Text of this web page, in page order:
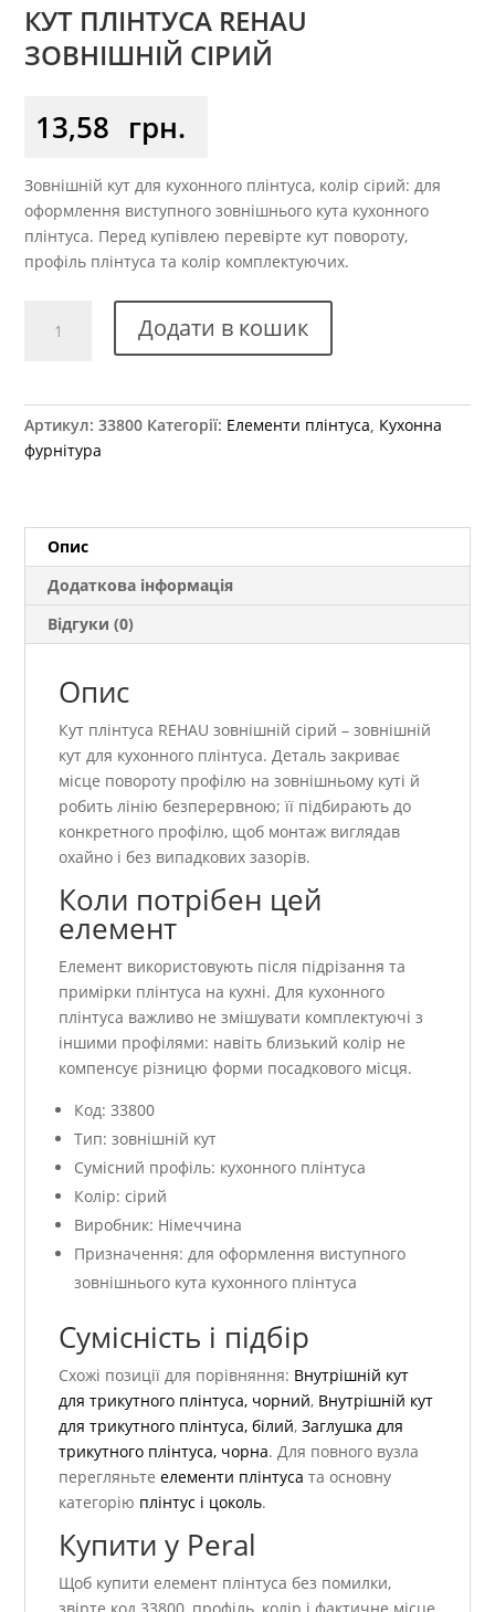
КУТ ПЛІНТУСА REHAU
ЗОВНІШНІЙ СІРИЙ
13,58 грн.
Зовнішній кут для кухонного плінтуса, колір сірий: для
оформлення виступного зовнішнього кута кухонного
плінтуса. Перед купівлею перевірте кут повороту,
профіль плінтуса та колір комплектуючих.
плінтуса
кількість
Додати в кошик
Артикул:33800 Категорії: Елементи плінтуса Кухонна
фурнітура
Опис
Додаткова інформація
Відгуки (0)
Опис
Кут плінтуса REHAU зовнішній сірий – зовнішній
кут для кухонного плінтуса. Деталь закриває
місце повороту профілю на зовнішньому куті й
робить лінію безперервною; її підбирають до
конкретного профілю, щоб монтаж виглядав
охайно і без випадкових зазорів.
Коли потрібен цей
елемент
Елемент використовують після підрізання та
примірки плінтуса на кухні. Для кухонного
плінтуса важливо не змішувати комплектуючі з
іншими профілями: навіть близький колір не
компенсує різницю форми посадкового місця.
Код: 33800
Тип: зовнішній кут
Сумісний профіль: кухонного плінтуса
Колір: сірий
Виробник: Німеччина
Призначення: для оформлення виступного
зовнішнього кута кухонного плінтуса
Сумісність і підбір
Схожі позиції для порівняння: Внутрішній кут
для трикутного плінтуса, чорний, Внутрішній кут
для трикутного плінтуса, білий,Заглушка для
трикутного плінтуса, чорна. Для повного вузла
перегляньтеелементи плінтуса та основну
категорію плінтус і цоколь.
Купити у Peral
Щоб купити елемент плінтуса без помилки,
звірте код 33800, профіль, колір і фактичне місце